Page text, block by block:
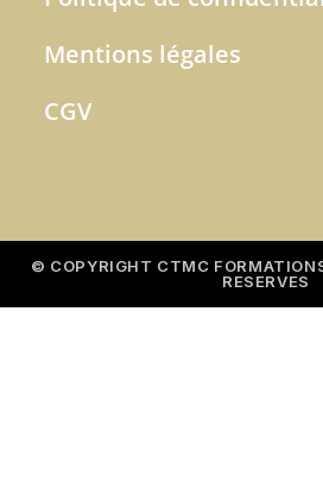
Mentions légales
CGV
© COPYRIGHT CTMC
RESERVES